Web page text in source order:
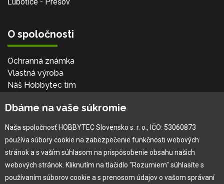
Ľubotice - Prešov
O spoločnosti
Ochranná známka
Vlastná výroba
Náš Hobbytec tím
Naša história
Pre zákazníka
Garancia najlepšej ceny
Dbáme na vaše súkromie
Naša spoločnosť HOBBYTEC Slovensko s. r. o., IČO: 53060873
používa súbory cookie na zabezpečenie funkčnosti webových
stránok a s vaším súhlasom na prispôsobenie obsahu našich
webových stránok. Kliknutím na tlačidlo "Rozumiem" súhlasíte s
používaním súborov cookie a s prenosom údajov o vašom správaní